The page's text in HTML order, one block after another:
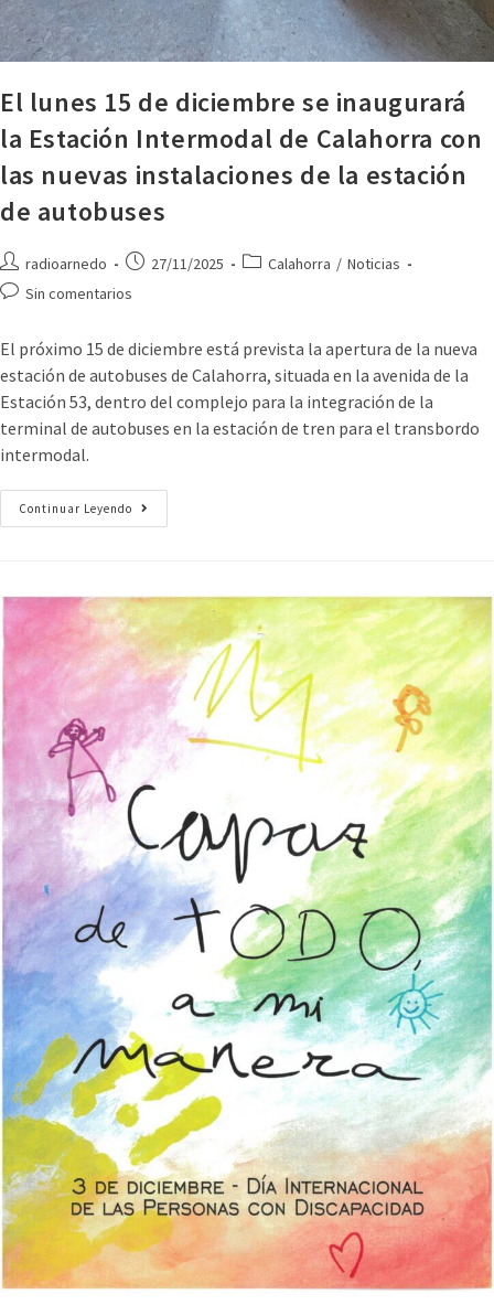
El lunes 15 de diciembre se inaugurará
la Estación Intermodal de Calahorra con
las nuevas instalaciones de la estación
de autobuses
radioarnedo 27/11/2025 Calahorra / Noticias
Sin comentarios
El próximo 15 de diciembre está prevista la apertura de la nueva
estación de autobuses de Calahorra, situada en la avenida de la
Estación 53, dentro del complejo para la integración de la
terminal de autobuses en la estación de tren para el transbordo
intermodal.
Continuar Leyendo